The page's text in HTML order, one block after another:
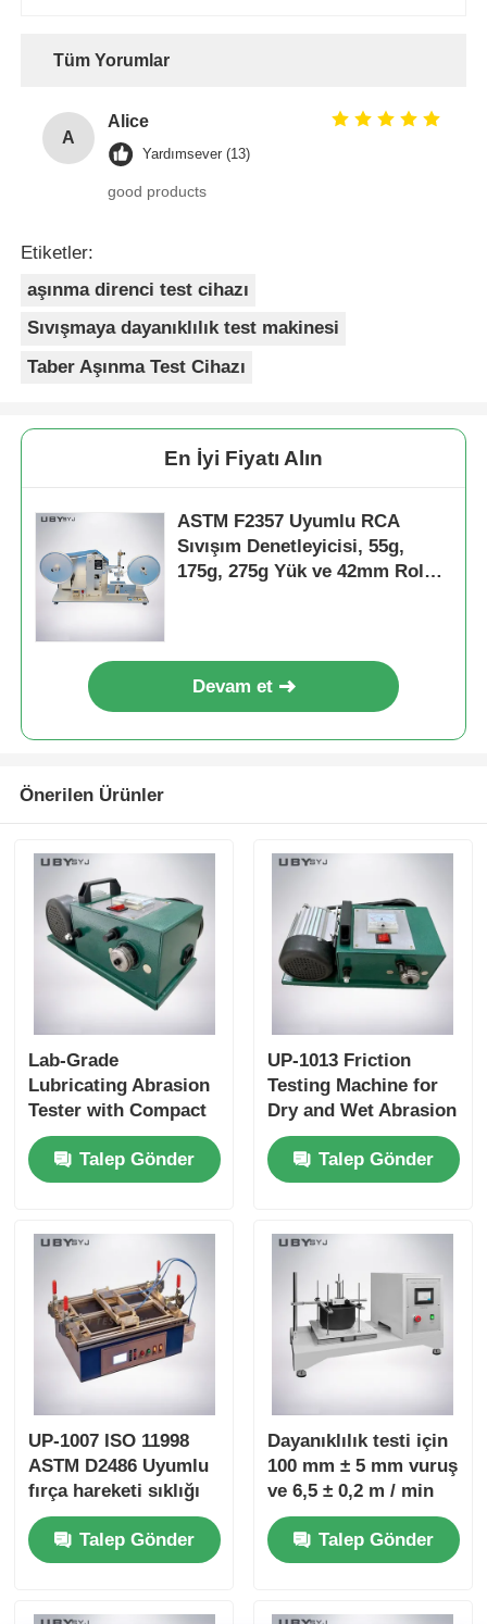
Tüm Yorumlar
A
Alice
Yardımsever (13)
good products
Etiketler:
aşınma direnci test cihazı
Sıvışmaya dayanıklılık test makinesi
Taber Aşınma Test Cihazı
En İyi Fiyatı Alın
ASTM F2357 Uyumlu RCA
Sıvışım Denetleyicisi, 55g,
175g, 275g Yük ve 42mm Rol
Devam et
Önerilen Ürünler
Lab-Grade
Lubricating Abrasion
Tester with Compact
Structure and User-
Friendly Interface for
Friction and Wear
Talep Gönder
UP-1013 Friction
Testing Machine for
Dry and Wet Abrasion
Test with Adjustable
Load Range and Real-
time Friction
Talep Gönder
UP-1007 ISO 11998
ASTM D2486 Uyumlu
fırça hareketi sıklığı
37 ± 1cpm ve anodize
alüminyum gövdesi
ile fırça tarama
Talep Gönder
Dayanıklılık testi için
100 mm ± 5 mm vuruş
ve 6,5 ± 0,2 m / min
hızla tek istasyonlu
kaplama aşınma
testçisi
Talep Gönder